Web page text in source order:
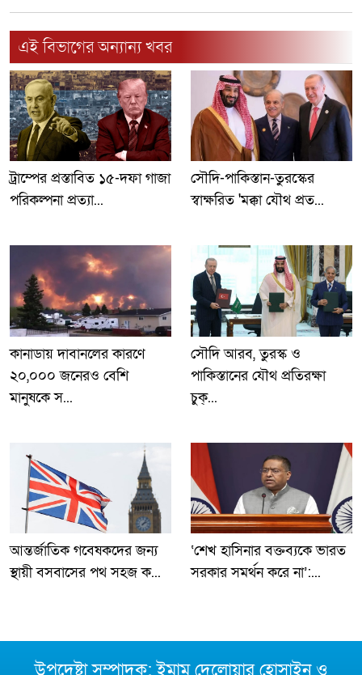
এই বিভাগের অন্যান্য খবর
ট্রাম্পের প্রস্তাবিত ১৫-দফা গাজা
পরিকল্পনা প্রত্যা...
সৌদি-পাকিস্তান-তুরস্কের
স্বাক্ষরিত 'মক্কা যৌথ প্রত...
কানাডায় দাবানলের কারণে
২০,০০০ জনেরও বেশি
মানুষকে স...
সৌদি আরব, তুরস্ক ও
পাকিস্তানের যৌথ প্রতিরক্ষা
চুক্...
আন্তর্জাতিক গবেষকদের জন্য
স্থায়ী বসবাসের পথ সহজ ক...
‘শেখ হাসিনার বক্তব্যকে ভারত
সরকার সমর্থন করে না’:...